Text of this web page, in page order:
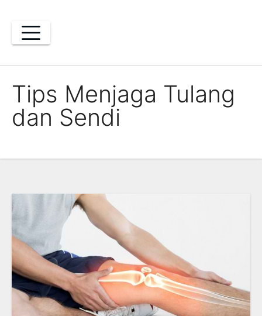
content
Tips Menjaga Tulang
dan Sendi